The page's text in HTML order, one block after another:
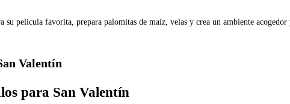
su película favorita, prepara palomitas de maíz, velas y crea un ambiente
Valentín
para San Valentín